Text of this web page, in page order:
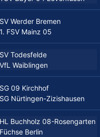
SV Werder Bremen
1. FSV Mainz 05
SV Todesfelde
VfL Waiblingen
SG 09 Kirchhof
SG Nürtingen-Zizishausen
HL Buchholz 08-Rosengarten
Füchse Berlin